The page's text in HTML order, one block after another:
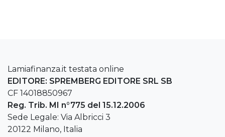
Lamiafinanza.it testata online
EDITORE: SPREMBERG EDITORE SRL SB
CF 14018850967
Reg. Trib. MI n°775 del 15.12.2006
Sede Legale: Via Albricci 3
20122 Milano, Italia